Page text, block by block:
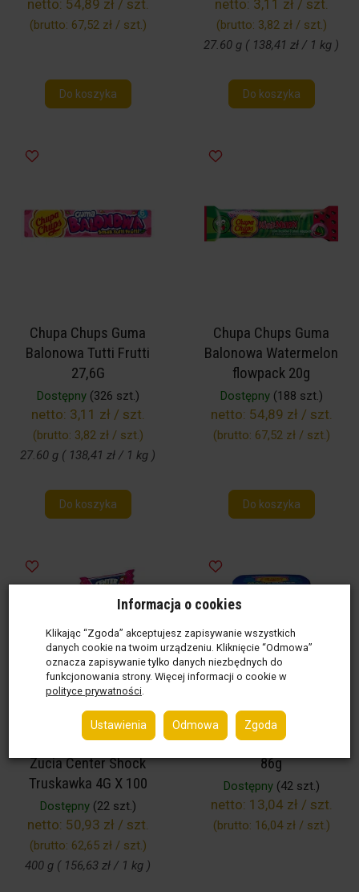
netto: 54,89 zł / szt.
(brutto: 67,52 zł / szt.)
Do koszyka
netto: 3,11 zł / szt.
(brutto: 3,82 zł / szt.)
27.60 g ( 138,41 zł / 1 kg )
Do koszyka
Chupa Chups Guma
Balonowa Tutti Frutti
27,6G
Dostępny(326 szt.)
netto: 3,11 zł / szt.
(brutto: 3,82 zł / szt.)
27.60 g ( 138,41 zł / 1 kg )
Do koszyka
Chupa Chups Guma
Balonowa Watermelon
flowpack 20g
Dostępny(188 szt.)
netto: 54,89 zł / szt.
(brutto: 67,52 zł / szt.)
Do koszyka
Chupa Chups Guma Do
Żucia Center Shock
Truskawka 4G X 100
Dostępny(22 szt.)
netto: 50,93 zł / szt.
(brutto: 62,65 zł / szt.)
400 g ( 156,63 zł / 1 kg )
Chupa Chups Magic Cube
86g
Dostępny(42 szt.)
netto: 13,04 zł / szt.
(brutto: 16,04 zł / szt.)
Informacja o cookies
Klikając “Zgoda” akceptujesz zapisywanie wszystkich
danych cookie na twoim urządzeniu. Kliknięcie “Odmowa”
oznacza zapisywanie tylko danych niezbędnych do
funkcjonowania strony. Więcej informacji o cookie w
polityce prywatności
Ustawienia Odmowa Zgoda